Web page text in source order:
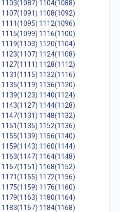
1103(1087) 1104(1088)
1107(1091) 1108(1092)
1111(1095) 1112(1096)
1115(1099) 1116(1100)
1119(1103) 1120(1104)
1123(1107) 1124(1108)
1127(1111) 1128(1112)
1131(1115) 1132(1116)
1135(1119) 1136(1120)
1139(1123) 1140(1124)
1143(1127) 1144(1128)
1147(1131) 1148(1132)
1151(1135) 1152(1136)
1155(1139) 1156(1140)
1159(1143) 1160(1144)
1163(1147) 1164(1148)
1167(1151) 1168(1152)
1171(1155) 1172(1156)
1175(1159) 1176(1160)
1179(1163) 1180(1164)
1183(1167) 1184(1168)